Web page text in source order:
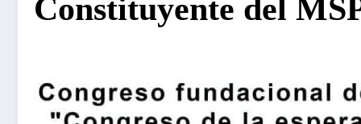
Constituyente del